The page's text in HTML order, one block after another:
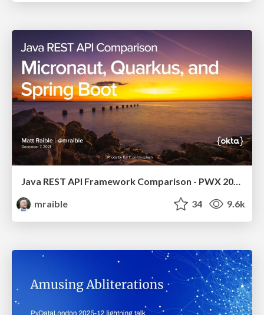
Java REST API Framework Comparison - PWX 2021
mraible
34 9.6k